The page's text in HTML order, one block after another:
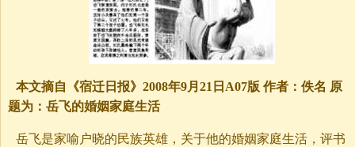
本文摘自《宿迁日报》2008年9月21日A07版 作者：佚名 原
题为：岳飞的婚姻家庭生活
岳飞是家喻户晓的民族英雄，关于他的婚姻家庭生活，评书